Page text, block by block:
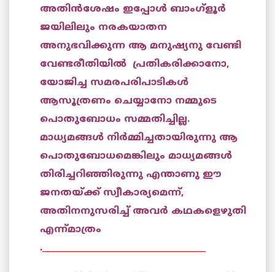
അതിന്‍ശേഷം ഇപ്പോള്‍ ബാംഗ്ളൂര്‍
ജയിലിലും നരകയാതന
അനുഭവിക്കുന്ന ആ മനുഷ്യനു വേണ്ടി
വേണ്ടരീതിയില്‍ പ്രതികരിക്കാനോ,
യോജിച്ച സമരപരിപാടികള്‍
ആസൂത്രണം ചെയ്യാനോ നമ്മുടെ
പൊതുബോധം സമ്മതിച്ചില്ല.
മാധ്യമങ്ങള്‍ നിര്‍മ്മിച്ചതായിരുന്നു ആ
പൊതുബോധമെങ്കിലും മാധ്യമങ്ങള്‍
തിരിച്ചറിഞ്ഞിരുന്നു എന്താണു ഈ
ജനതയ്ക്ക് സ്വീകാര്യമെന്ന്,
അതിനനുസരിച്ച് അവര്‍ കഥകളെഴുതി
എന്ന്മാത്രം
.______________________________________